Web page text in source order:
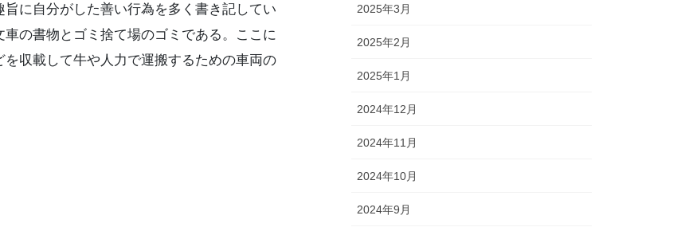
に自分がした善い行為を多く書き記してい
の書物とゴミ捨て場のゴミである。ここに
収載して牛や人力で運搬するための車両の
2025年3月
2025年2月
2025年1月
2024年12月
2024年11月
2024年10月
2024年9月